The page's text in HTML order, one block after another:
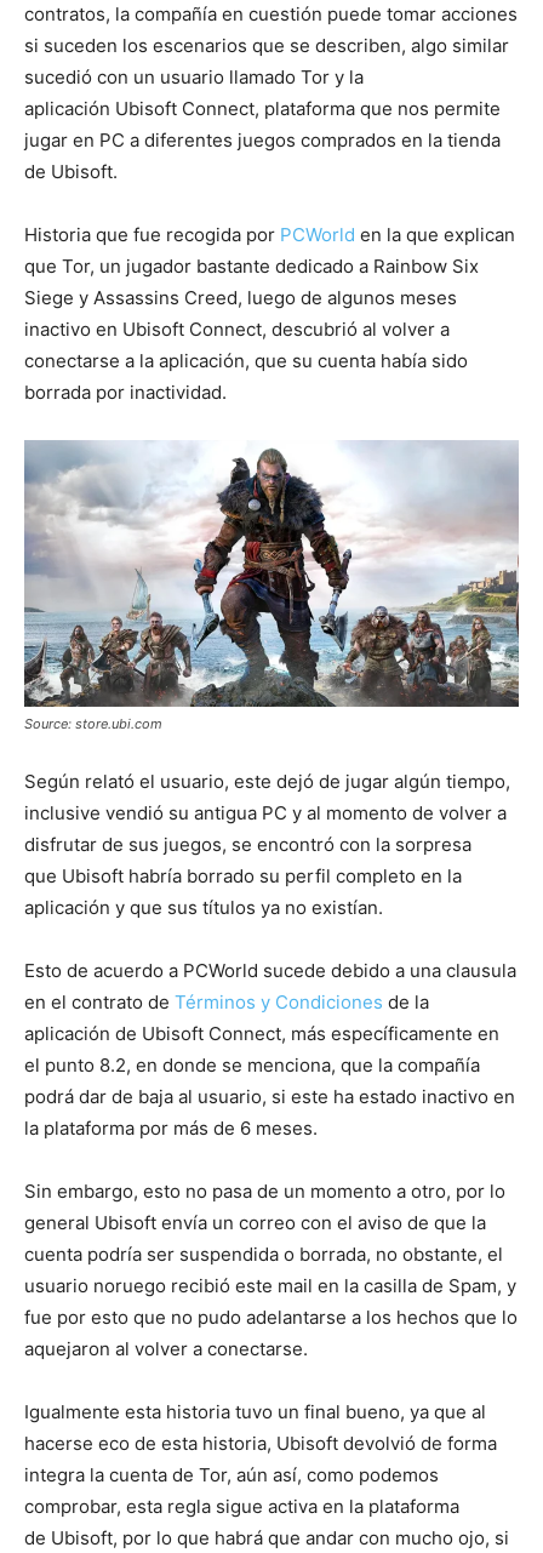
contratos, la compañía en cuestión puede tomar acciones
si suceden los escenarios que se describen, algo similar
sucedió con un usuario llamado Tor y la
aplicación Ubisoft Connect, plataforma que nos permite
jugar en PC a diferentes juegos comprados en la tienda
de Ubisoft.
Historia que fue recogida por PCWorld en la que explican
que Tor, un jugador bastante dedicado a Rainbow Six
Siege y Assassins Creed, luego de algunos meses
inactivo en Ubisoft Connect, descubrió al volver a
conectarse a la aplicación, que su cuenta había sido
borrada por inactividad.
Source: store.ubi.com
Según relató el usuario, este dejó de jugar algún tiempo,
inclusive vendió su antigua PC y al momento de volver a
disfrutar de sus juegos, se encontró con la sorpresa
que Ubisoft habría borrado su perfil completo en la
aplicación y que sus títulos ya no existían.
Esto de acuerdo a PCWorld sucede debido a una clausula
en el contrato de Términos y Condiciones de la
aplicación de Ubisoft Connect, más específicamente en
el punto 8.2, en donde se menciona, que la compañía
podrá dar de baja al usuario, si este ha estado inactivo en
la plataforma por más de 6 meses.
Sin embargo, esto no pasa de un momento a otro, por lo
general Ubisoft envía un correo con el aviso de que la
cuenta podría ser suspendida o borrada, no obstante, el
usuario noruego recibió este mail en la casilla de Spam, y
fue por esto que no pudo adelantarse a los hechos que lo
aquejaron al volver a conectarse.
Igualmente esta historia tuvo un final bueno, ya que al
hacerse eco de esta historia, Ubisoft devolvió de forma
integra la cuenta de Tor, aún así, como podemos
comprobar, esta regla sigue activa en la plataforma
de Ubisoft, por lo que habrá que andar con mucho ojo, si